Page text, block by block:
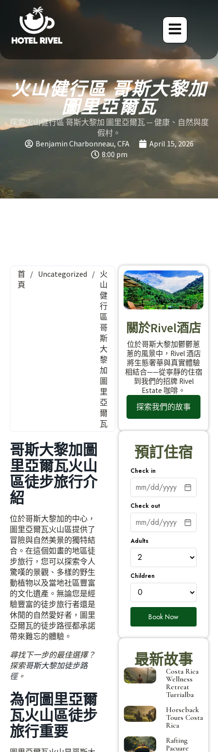
火山健行區 哥斯大黎加
圖里亞爾瓦
探索火山健行區 哥斯大黎加 圖里亞爾瓦 — 健康、自然與度
假村。
Benjamin Charbonneau, CFA
April 15, 2026
8:00 pm
首
頁
/ Uncategorized / 火
山
健
行
區
哥
斯
大
黎
加
圖
里
亞
爾
瓦
哥斯大黎加圖
里亞爾瓦火山
區徒步旅行介
紹
位於哥斯大黎加的中心，
圖里亞爾瓦火山區提供了
冒險與自然美景的獨特結
合。在這個如畫的地區徒
步旅行，您可以探索令人
驚嘆的景觀、多樣的野生
動植物以及當地社區豐富
的文化遺產。無論您是經
驗豐富的徒步旅行者還是
休閒的自然愛好者，圖里
亞爾瓦的徒步路徑都承諾
帶來難忘的體驗。
尋找下一步的最佳選擇？
探索哥斯大黎加徒步路
徑。
為何圖里亞爾
瓦火山區徒步
旅行重要
關於Rivel酒店
位於哥斯大黎加鬱鬱蔥
蔥的風景中，Rivel 酒店
將生態奢華與真實體驗
相結合——從寧靜的住宿
到我們的招牌 Rivel
Estate 咖啡。
探索我們的故事
預訂住宿
Check in
Check out
Adults
Children
Book Now
最新故事
Costa Rica
Wellness
Retreat
Turrialba
Horseback
Tours Costa
Rica
Rafting
Pacuare